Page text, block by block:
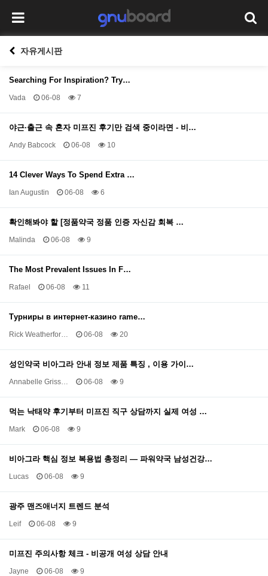
자유게시판
Searching For Inspiration? Try…
Vada 06-08 7
야근·출근 속 혼자 미프진 후기만 검색 중이라면 - 비…
Andy Babcock 06-08 10
14 Clever Ways To Spend Extra …
Ian Augustin 06-08 6
확인해봐야 할 [정품약국 정품 인증 자신감 회복 …
Malinda 06-08 9
The Most Prevalent Issues In F…
Rafael 06-08 11
Турниры в интернет-казино rame…
Rick Weatherfor… 06-08 20
성인약국 비아그라 안내 정보 제품 특징 , 이용 가이…
Annabelle Griss… 06-08 9
먹는 낙태약 후기부터 미프진 직구 상담까지 실제 여성 …
Mark 06-08 9
비아그라 핵심 정보 복용법 총정리 — 파워약국 남성건강…
Lucas 06-08 9
광주 맨즈애너지 트렌드 분석
Leif 06-08 9
미프진 주의사항 체크 - 비공개 여성 상담 안내
Jayne 06-08 9